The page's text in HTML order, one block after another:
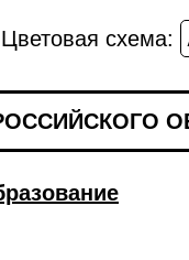
Цветовая схема: